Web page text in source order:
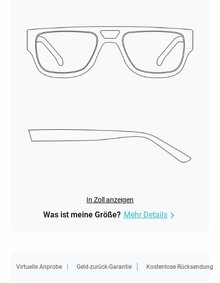
In Zoll anzeigen
Was ist meine Größe? Mehr Details
Virtuelle Anprobe Geld-zurück-Garantie Kostenlose Rücksendung